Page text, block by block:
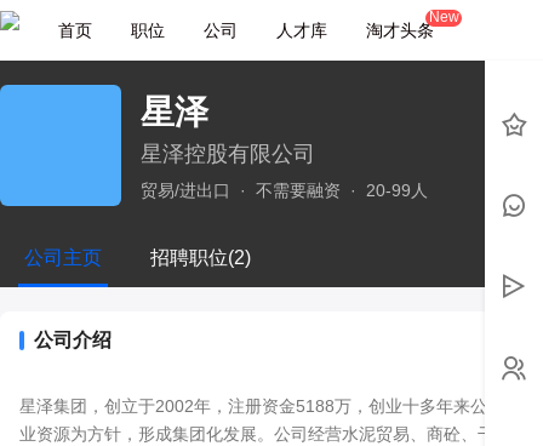
首页 职位 公司 人才库 淘才头条
New
星泽
星泽控股有限公司
贸易/进出口 · 不需要融资 · 20-99人
公司主页 招聘职位(2)
公司介绍
星泽集团，创立于2002年，注册资金5188万，创业十多年来公司立
业资源为方针，形成集团化发展。公司经营水泥贸易、商砼、干混砂